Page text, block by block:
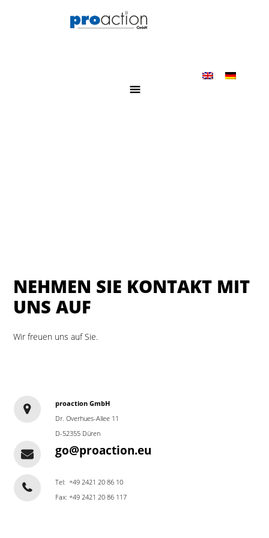
NEHMEN SIE KONTAKT MIT
UNS AUF
Wir freuen uns auf Sie.
proaction GmbH
Dr. Overhues-Allee 11
D-52355 Düren
go@proaction.eu
Tel: +49 2421 20 86 10
Fax: +49 2421 20 86 117